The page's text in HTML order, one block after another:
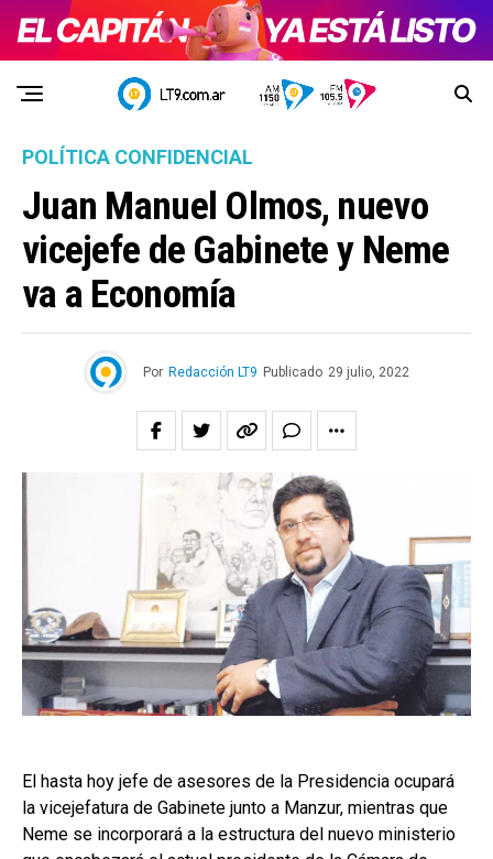
POLÍTICA CONFIDENCIAL
Juan Manuel Olmos, nuevo
vicejefe de Gabinete y Neme
va a Economía
Por Redacción LT9 Publicado 29 julio, 2022
El hasta hoy jefe de asesores de la Presidencia ocupará
la vicejefatura de Gabinete junto a Manzur, mientras que
Neme se incorporará a la estructura del nuevo ministerio